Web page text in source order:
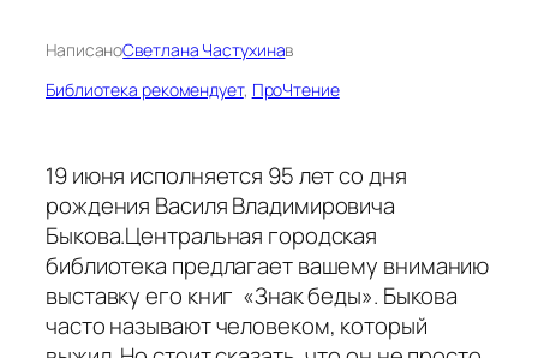
НаписаноСветлана Частухинав
Библиотека рекомендует, ПроЧтение
19 июня исполняется 95 лет со дня
рождения Василя Владимировича
Быкова.Центральная городская
библиотека предлагает вашему вниманию
выставку его книг «Знак беды». Быкова
часто называют человеком, который